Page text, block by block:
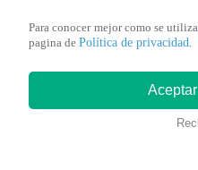
ganadora de Yo Soy:
Para conocer mejor como se
pagina de Política de privacidad